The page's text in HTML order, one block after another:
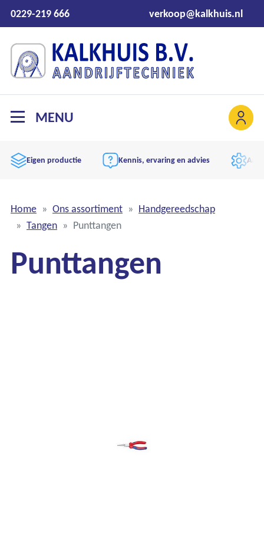
0229-219 666 verkoop@kalkhuis.nl
MENU
Eigen productie Kennis, ervaring en advies
Home Ons assortiment
Handgereedschap
Tangen
Punttangen
Punttangen